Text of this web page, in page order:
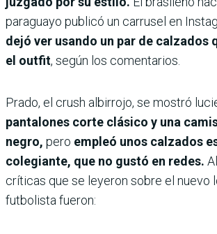
paraguayo publicó un carrusel en
dejó ver usando un par de calzados
el outfit, según los comentarios.
Prado, el crush albirrojo, se mostró
pantalones corte clásico y una
negro, pero empleó unos calzados
colegiante, que no gustó en redes.
críticas que se leyeron sobre el nuevo
futbolista fueron: